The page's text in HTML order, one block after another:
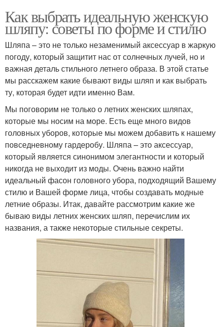
Как выбрать идеальную женскую
шляпу: советы по форме и стилю
Шляпа – это не только незаменимый аксессуар в жаркую
погоду, который защитит нас от солнечных лучей, но и
важная деталь стильного летнего образа. В этой статье
мы расскажем какие бывают виды шляп и как выбрать
ту, которая будет идти именно Вам.
Мы поговорим не только о летних женских шляпах,
которые мы носим на море. Есть еще много видов
головных уборов, которые мы можем добавить к нашему
повседневному гардеробу. Шляпа – это аксессуар,
который является синонимом элегантности и который
никогда не выходит из моды. Очень важно найти
идеальный фасон головного убора, подходящий Вашему
стилю и Вашей форме лица, чтобы создавать модные
летние образы. Итак, давайте рассмотрим какие же
бываю виды летних женских шляп, перечислим их
названия, а также некоторые стильные секреты.